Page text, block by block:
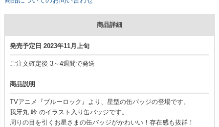
商品詳細
発売予定日 2023年11月上旬
ご注文確定後 3～4週間で発送
商品説明
TVアニメ『ブルーロック』より、星型の缶バッジの登場です。
我牙丸 吟 のイラスト入り缶バッジです。
周りの目を引くお星さまの缶バッジがかわいい！存在感も抜群！